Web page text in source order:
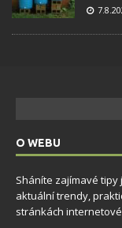
O WEBU
Sháníte zajímavé tipy
aktuální trendy,
stránkách